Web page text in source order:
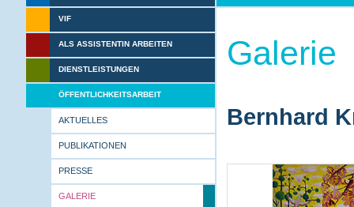
VIF
ALS ASSISTENTIN ARBEITEN
DIENSTLEISTUNGEN
ÖFFENTLICHKEITSARBEIT
AKTUELLES
PUBLIKATIONEN
PRESSE
GALERIE
Galerie
Bernhard